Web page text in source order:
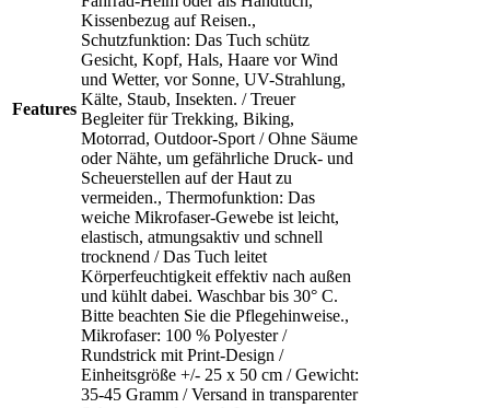
Features
Kissenbezug auf Reisen.,
Schutzfunktion: Das Tuch schütz
Gesicht, Kopf, Hals, Haare vor Wind
und Wetter, vor Sonne, UV-Strahlung,
Kälte, Staub, Insekten. / Treuer
Begleiter für Trekking, Biking,
Motorrad, Outdoor-Sport / Ohne Säume
oder Nähte, um gefährliche Druck- und
Scheuerstellen auf der Haut zu
vermeiden., Thermofunktion: Das
weiche Mikrofaser-Gewebe ist leicht,
elastisch, atmungsaktiv und schnell
trocknend / Das Tuch leitet
Körperfeuchtigkeit effektiv nach außen
und kühlt dabei. Waschbar bis 30° C.
Bitte beachten Sie die Pflegehinweise.,
Mikrofaser: 100 % Polyester /
Rundstrick mit Print-Design /
Einheitsgröße +/- 25 x 50 cm / Gewicht:
35-45 Gramm / Versand in transparenter